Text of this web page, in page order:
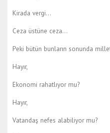
Kirada vergi…
Ceza üstüne ceza…
Peki bütün bunların sonunda
Hayır,
Ekonomi rahatlıyor mu?
Hayır,
Vatandaş nefes alabiliyor mu?